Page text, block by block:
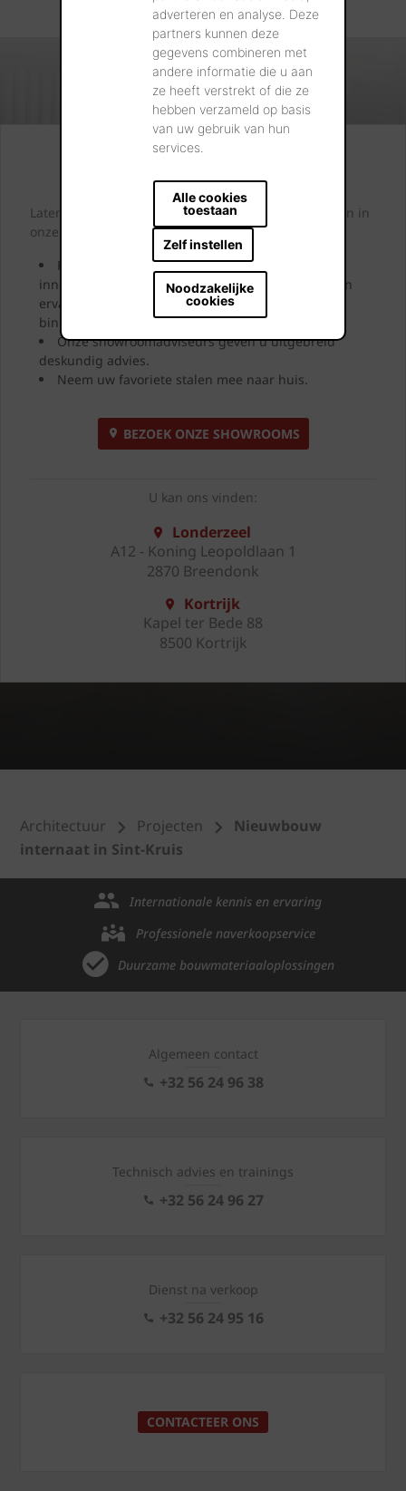
adverteren en analyse. Deze
partners kunnen deze
gegevens combineren met
andere informatie die u aan
ze heeft verstrekt of die ze
hebben verzameld op basis
van uw gebruik van hun
services.
Alle cookies
toestaan
Zelf instellen
Noodzakelijke
cookies
Laten we samen letterlijk uw dromen tastbaar maken in
onze showrooms.
Kom langs en laat u inspireren door onze
innovatieve oplossingen. Bekijk ze, neem ze vast en
ervaar uw toekomstige gevel, dak, bestrating of
binnenmuur.
Onze showroomadviseurs geven u uitgebreid
deskundig advies.
Neem uw favoriete stalen mee naar huis.
BEZOEK ONZE SHOWROOMS
U kan ons vinden:
Londerzeel
A12 - Koning Leopoldlaan 1
2870 Breendonk
Kortrijk
Kapel ter Bede 88
8500 Kortrijk
Architectuur Projecten
Nieuwbouw
internaat in Sint-Kruis
Internationale kennis en ervaring
Professionele naverkoopservice
Duurzame bouwmateriaaloplossingen
Algemeen contact
+32 56 24 96 38
Technisch advies en trainings
+32 56 24 96 27
Dienst na verkoop
+32 56 24 95 16
CONTACTEER ONS